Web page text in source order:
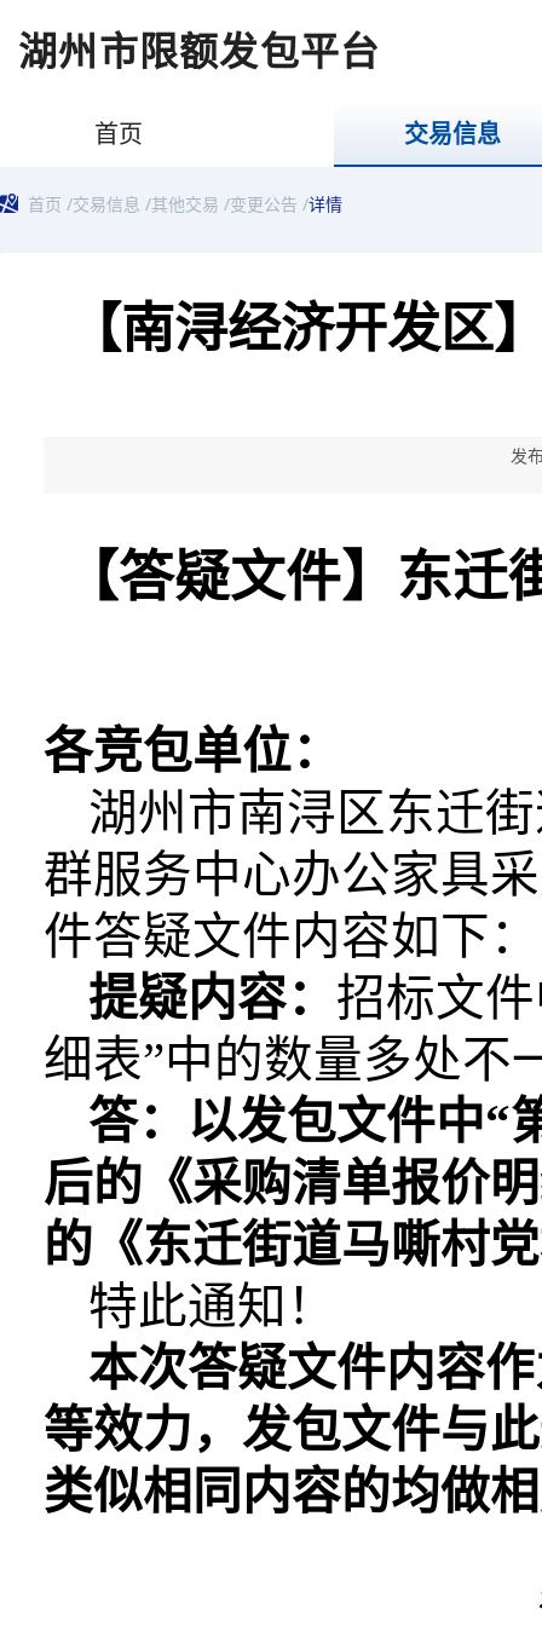
湖州市限额发包平台
首页 交易信息
首页 /交易信息 /其他交易 /变更公告 /详情
【南浔经济开发
发
【答疑文件】东迁
各竞包单位：
湖州市南浔区东迁
群服务中心办公家具
件答疑文件内容如下：
提疑内容： 招标文
细表”中的数量多处不
答：以发包文件中“
后的《采购清单报价
的《东迁街道马嘶村
特此通知！
本次答疑文件内容
等效力，发包文件与
类似相同内容的均做